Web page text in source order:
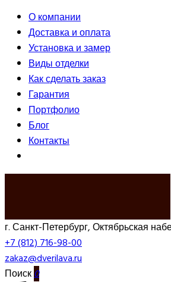
О компании
Доставка и оплата
Установка и замер
Виды отделки
Как сделать заказ
Гарантия
Портфолио
Блог
Контакты
г. Санкт-Петербург, Октябрьская
+7 (812) 716-98-00
zakaz@dverilava.ru
Поиск0